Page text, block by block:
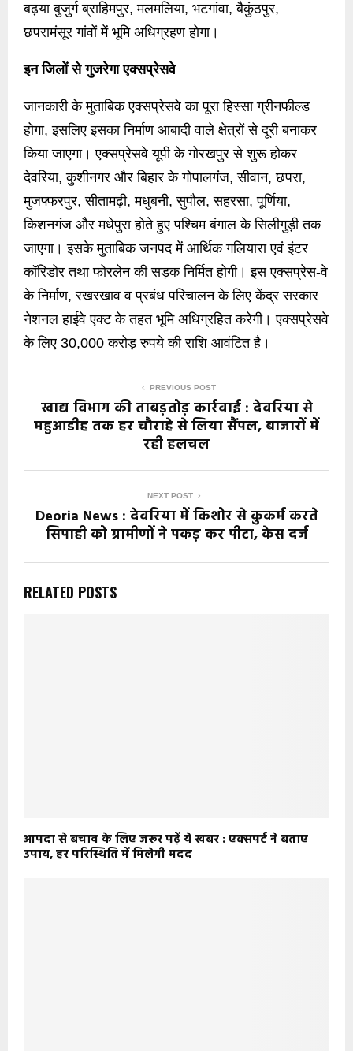
बढ़या बुजुर्ग ब्राहिमपुर, मलमलिया, भटगांवा, बैकुंठपुर,
छपरामंसूर गांवों में भूमि अधिग्रहण होगा।
इन जिलों से गुजरेगा एक्सप्रेसवे
जानकारी के मुताबिक एक्सप्रेसवे का पूरा हिस्सा ग्रीनफील्ड
होगा, इसलिए इसका निर्माण आबादी वाले क्षेत्रों से दूरी बनाकर
किया जाएगा। एक्सप्रेसवे यूपी के गोरखपुर से शुरू होकर
देवरिया, कुशीनगर और बिहार के गोपालगंज, सीवान, छपरा,
मुजफ्फरपुर, सीतामढ़ी, मधुबनी, सुपौल, सहरसा, पूर्णिया,
किशनगंज और मधेपुरा होते हुए पश्चिम बंगाल के सिलीगुड़ी तक
जाएगा। इसके मुताबिक जनपद में आर्थिक गलियारा एवं इंटर
कॉरिडोर तथा फोरलेन की सड़क निर्मित होगी। इस एक्सप्रेस-वे
के निर्माण, रखरखाव व प्रबंध परिचालन के लिए केंद्र सरकार
नेशनल हाईवे एक्ट के तहत भूमि अधिग्रहित करेगी। एक्सप्रेसवे
के लिए 30,000 करोड़ रुपये की राशि आवंटित है।
PREVIOUS POST
खाद्य विभाग की ताबड़तोड़ कार्रवाई : देवरिया से
महुआडीह तक हर चौराहे से लिया सैंपल, बाजारों में
रही हलचल
NEXT POST
Deoria News : देवरिया में किशोर से कुकर्म करते
सिपाही को ग्रामीणों ने पकड़ कर पीटा, केस दर्ज
RELATED POSTS
आपदा से बचाव के लिए जरूर पढ़ें ये खबर : एक्सपर्ट ने बताए
उपाय, हर परिस्थिति में मिलेगी मदद